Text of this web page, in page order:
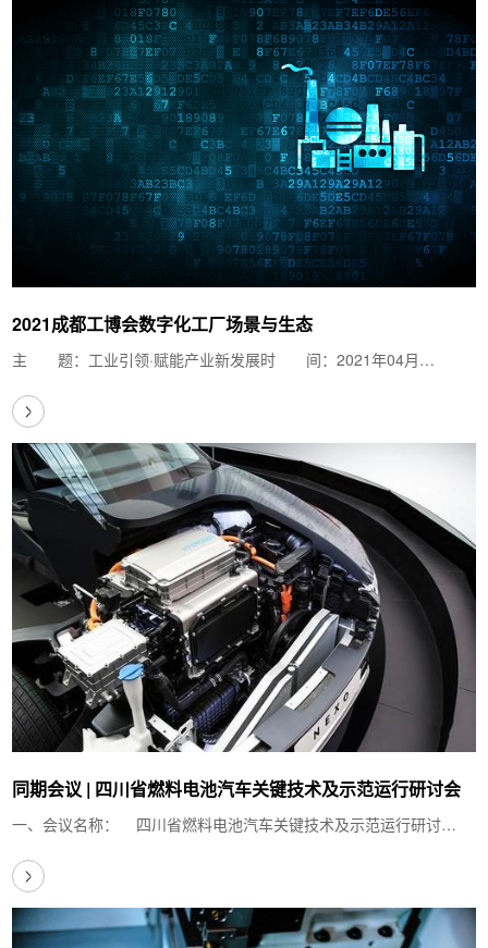
2021成都工博会数字化工厂场景与生态
主 题：工业引领·赋能产业新发展时 间：2021年04月…
同期会议 | 四川省燃料电池汽车关键技术及示范运行研讨会
一、会议名称： 四川省燃料电池汽车关键技术及示范运行研讨